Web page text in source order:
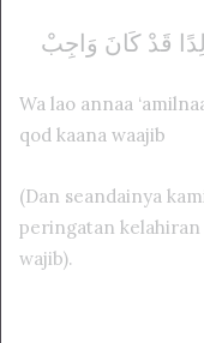
ﻗَﺪْ ﻛَﺎﻥَ ﻭَﺍﺟِﺐْ
Wa lao annaa
qod kaana waajib
(Dan seandainya
peringatan kelahiran
wajib).